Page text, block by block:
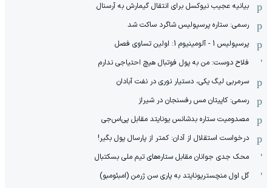
بیانیه عجیب نیوکسل برای انتقال گیمارش به آرسنال
رسمی: ستاره پرسپولیس شاگرد ساکت شد
پرسپولیس 1 - آلومینیوم 1: اولین تساوی فصل
فلاح دوست: من به پول فوتبال هیچ احتیاجی ندارم
سرمربی لیگ یکی، دستیار نوری در نفت آبادان
رسمی: کاپیتان مس رفسنجان در شیراز
مصدومیت ستاره بدشانس یونایتد مقابل پی‌اس‌جی
درخواست استقلال از آدان: کمتر از پارسال پول بگیر!
محک جدی ‌جوانان مقابل ستاره‌های تیم ملی بسکتبال
گل اول منچستریونایتد به پاری سن ژرمن (امبئومبو)